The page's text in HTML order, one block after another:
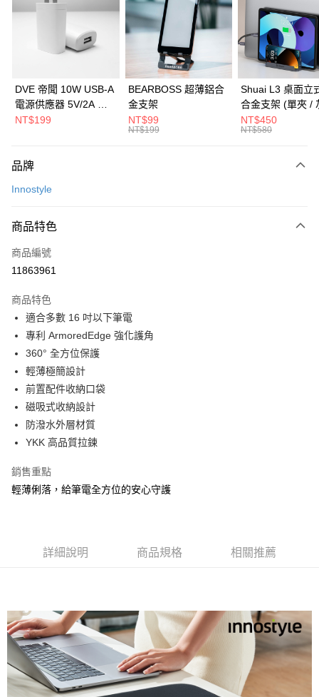
第一商業銀行
華南商業銀行
彰化商業銀行
上海商業儲蓄銀行
台北富邦商業銀行
兆豐國際商業銀行
臺灣中小企業銀行
台中商業銀行
匯豐（台灣）商業銀行
華泰商業銀行
聯邦商業銀行
元大商業銀行
台灣樂天信用卡公司
NT$146 21家銀行
合作金庫商業銀行
第一商業銀行
彰化商業銀行
台北富邦商業銀行
國泰世華商業銀行
兆豐國際商業銀行
臺灣中小企業銀行
匯豐（台灣）商業銀行
玉山商業銀行
台灣樂天信用卡公司
街口支付
悠遊付
相關說明
1.本服務由台灣大哥大提供，台灣大哥大用戶可立即使用無須另外申請。
2.付款方式選擇「大哥付你分期」，訂單成立後會自動跳轉到大哥付的交易
3.實際核准額度、可分期數及費用金額請依後續交易確認頁面所載為準。
4.訂單成立30分鐘內，如未前往確認交易或遇審核未通過，訂單將自動取
消。如遇「轉專審核」未通過狀況，表示未達大哥付你分期系統評分，恕無
法說明評估內容。
【繳款方式說明】
1.分期款項不併入電信帳單，「大哥付你分期」於每月結算日後寄送繳費提
2.透過簡訊連結打開帳單後，可選擇「超商條碼／台灣大直營門市／銀行轉
帳／街口支付／iPASS MONEY」等通路繳費。
【注意事項】
1.本服務係由「台灣大哥大股份有限公司」（以下簡稱本公司）所提供，讓
買賣價金債權讓與本公司後，依約使用本公司帳單繳交帳款。
2.基於同意付款使用「大哥付你分期」之契約關係目的，商店將以您的個人
資料（包含姓名、電話或地址）提供予台灣大哥大進項蒐集、處理及利用，
ATM付款
貨到付款
運送方式
宅配物流
每筆NT$80，滿NT$490(含以上)免運費
每筆NT$100，滿NT$1,500(含以上)免運費
付款後門市自取
免運費
貨到付款
每筆NT$80，滿NT$1,000(含以上)免運費
DVE 帝聞 10W USB-A
電源供應器 5V/2A 充
電頭 (適用閱讀器、小
NT$199
BEARBOSS 超薄鋁合
金支架
NT$99
NT$199
Shuai L3 桌面立
合金支架 (單夾 /
NT$450
NT$580
品牌
Innostyle
商品特色
商品編號
11863961
商品特色
適合多數 16 吋以下筆電
專利 ArmoredEdge 強化護角
360° 全方位保護
輕薄極簡設計
前置配件收納口袋
磁吸式收納設計
防潑水外層材質
YKK 高品質拉鍊
銷售重點
輕薄俐落，給筆電全方位的安心守護
詳細說明 商品規格 相關推薦